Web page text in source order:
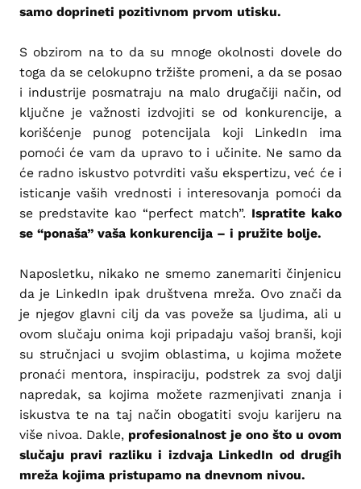
samo doprineti pozitivnom prvom utisku.
S obzirom na to da su mnoge okolnosti dovele do
toga da se celokupno tržište promeni, a da se posao
i industrije posmatraju na malo drugačiji način, od
ključne je važnosti izdvojiti se od konkurencije, a
korišćenje punog potencijala koji LinkedIn ima
pomoći će vam da upravo to i učinite. Ne samo da
će radno iskustvo potvrditi vašu ekspertizu, već će i
isticanje vaših vrednosti i interesovanja pomoći da
se predstavite kao “perfect match”. Ispratite kako
se “ponaša” vaša konkurencija – i pružite bolje.
Naposletku, nikako ne smemo zanemariti činjenicu
da je LinkedIn ipak društvena mreža. Ovo znači da
je njegov glavni cilj da vas poveže sa ljudima, ali u
ovom slučaju onima koji pripadaju vašoj branši, koji
su stručnjaci u svojim oblastima, u kojima možete
pronaći mentora, inspiraciju, podstrek za svoj dalji
napredak, sa kojima možete razmenjivati znanja i
iskustva te na taj način obogatiti svoju karijeru na
više nivoa. Dakle, profesionalnost je ono što u ovom
slučaju pravi razliku i izdvaja LinkedIn od drugih
mreža kojima pristupamo na dnevnom nivou.